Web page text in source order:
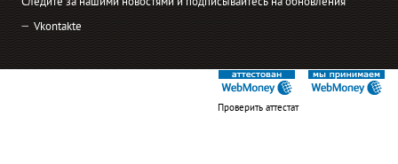
Vkontakte
Проверить аттестат